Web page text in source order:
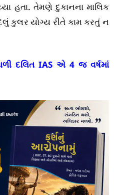
હતા. તેમણે દુકાનના માલિક
કુલર યોગ્ય રીતે કામ કરતું ન
દલિત IAS એ 4 જ વર્ષમાં